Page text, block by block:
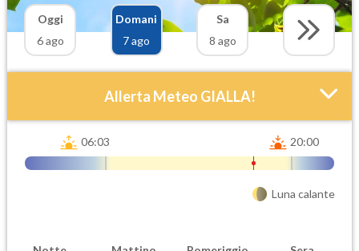
Oggi
6 ago
Domani
7 ago
Sa
8 ago
Allerta Meteo GIALLA!
06:03 20:00
Luna calante